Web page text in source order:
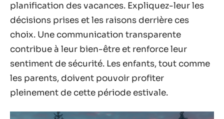
planification des vacances. Expliquez-leur les
décisions prises et les raisons derrière ces
choix. Une communication transparente
contribue à leur bien-être et renforce leur
sentiment de sécurité. Les enfants, tout comme
les parents, doivent pouvoir profiter
pleinement de cette période estivale.